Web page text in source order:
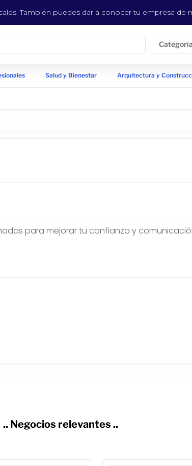
También puedes dar a conocer tu empresa de
Salud y Bienestar Arquitectura y
para mejorar tu confianza y
.. Negocios relevantes ..